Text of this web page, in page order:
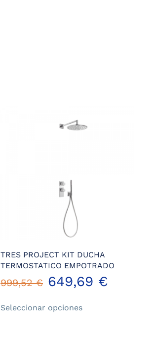
TRES PROJECT KIT DUCHA
TERMOSTATICO EMPOTRADO
999,52€ 649,69 €
Seleccionar opcionesproducto